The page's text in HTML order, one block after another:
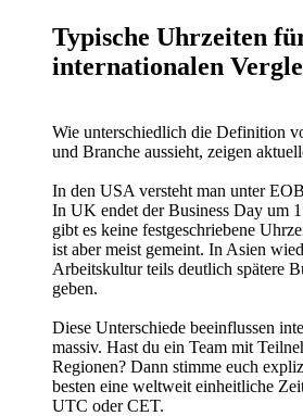
Typische Uhrzeiten
internationalen
Wie unterschiedlich die Definition
und Branche aussieht, zeigen
In den USA versteht man unter
In UK endet der Business Day um
gibt es keine festgeschriebene
ist aber meist gemeint. In Asien
Arbeitskultur teils deutlich spätere
geben.
Diese Unterschiede beeinflussen
massiv. Hast du ein Team mit
Regionen? Dann stimme euch
besten eine weltweit einheitliche
UTC oder CET.